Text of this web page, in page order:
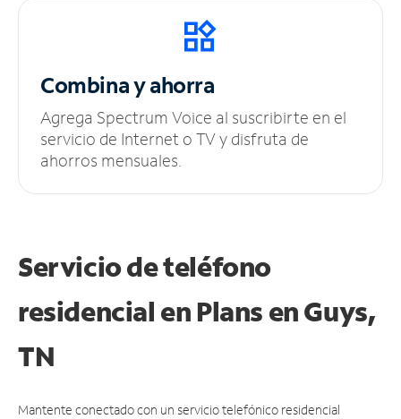
Combina y ahorra
Agrega Spectrum Voice al suscribirte en el
servicio de Internet o TV y disfruta de
ahorros mensuales.
Servicio de teléfono
residencial en Plans en Guys,
TN
Mantente conectado con un servicio telefónico residencial